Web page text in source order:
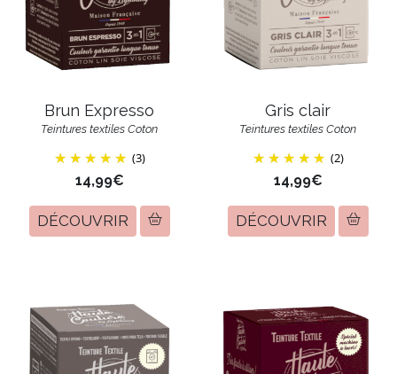
Brun Expresso
Teintures textiles Coton
(3)
14,99€
DÉCOUVRIR
Gris clair
Teintures textiles Coton
(2)
14,99€
DÉCOUVRIR